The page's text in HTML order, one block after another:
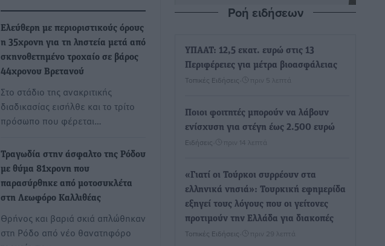
Ελεύθερη με περιοριστικούς όρους
η 35χρονη για τη ληστεία μετά από
σκηνοθετημένο τροχαίο σε βάρος
44χρονου Βρετανού
Στο στάδιο της ανακριτικής
διαδικασίας εισήλθε και το τρίτο
πρόσωπο που φέρεται…
Τραγωδία στην άσφαλτο της Ρόδου
με θύμα 81χρονη που
παρασύρθηκε από μοτοσυκλέτα
στη Λεωφόρο Καλλιθέας
Θρήνος και βαριά σκιά απλώθηκαν
στη Ρόδο από νέο θανατηφόρο
Ροή ειδήσεων
ΥΠΑΑΤ: 12,5 εκατ. ευρώ στις 13
Περιφέρειες για μέτρα βιοασφάλειας
Τοπικές Ειδήσεις πριν 5 λεπτά
Ποιοι φοιτητές μπορούν να λάβουν
ενίσχυση για στέγη έως 2.500 ευρώ
Ειδήσεις πριν 14 λεπτά
«Γιατί οι Τούρκοι συρρέουν στα
ελληνικά νησιά»: Τουρκική εφημερίδα
εξηγεί τους λόγους που οι γείτονες
προτιμούν την Ελλάδα για διακοπές
Τοπικές Ειδήσεις πριν 29 λεπτά